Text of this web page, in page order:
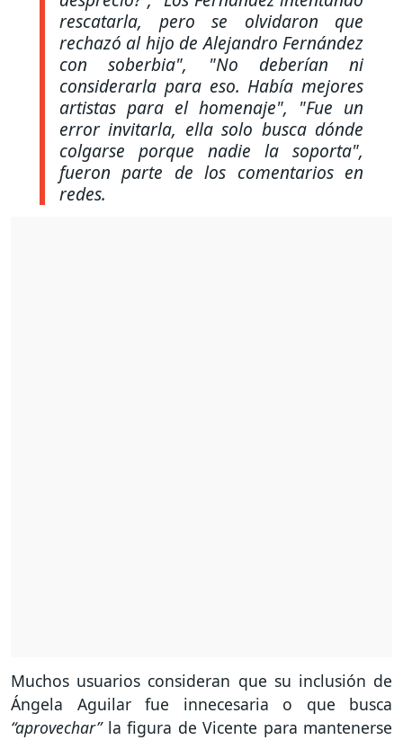
rescatarla, pero se olvidaron que
rechazó al hijo de Alejandro Fernández
con soberbia", "No deberían ni
considerarla para eso. Había mejores
artistas para el homenaje", "Fue un
error invitarla, ella solo busca dónde
colgarse porque nadie la soporta",
fueron parte de los comentarios en
redes.
Muchos usuarios consideran que su inclusión de
Ángela Aguilar fue innecesaria o que busca
“aprovechar”la figura de Vicente para mantenerse